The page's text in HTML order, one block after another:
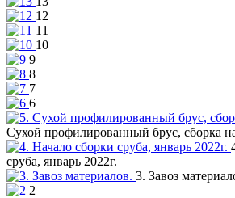
12
11
10
9
8
7
6
Сухой профилированный брус, сборка
сруба, январь 2022г.
3. Завоз
2